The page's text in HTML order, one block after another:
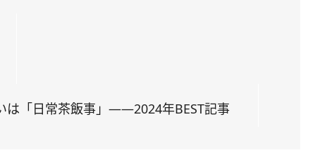
は「日常茶飯事」――2024年BEST記事